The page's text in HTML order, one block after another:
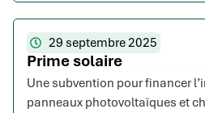
29 septembre 2025
Prime solaire
Une subvention pour financer
panneaux photovoltaïques et